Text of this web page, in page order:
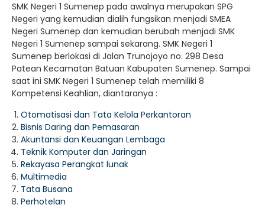
SMK Negeri 1 Sumenep pada awalnya merupakan SPG
Negeri yang kemudian dialih fungsikan menjadi SMEA
Negeri Sumenep dan kemudian berubah menjadi SMK
Negeri 1 Sumenep sampai sekarang. SMK Negeri 1
Sumenep berlokasi di Jalan Trunojoyo no. 298 Desa
Patean Kecamatan Batuan Kabupaten Sumenep. Sampai
saat ini SMK Negeri 1 Sumenep telah memiliki 8
Kompetensi Keahlian, diantaranya :
Otomatisasi dan Tata Kelola Perkantoran
Bisnis Daring dan Pemasaran
Akuntansi dan Keuangan Lembaga
Teknik Komputer dan Jaringan
Rekayasa Perangkat lunak
Multimedia
Tata Busana
Perhotelan